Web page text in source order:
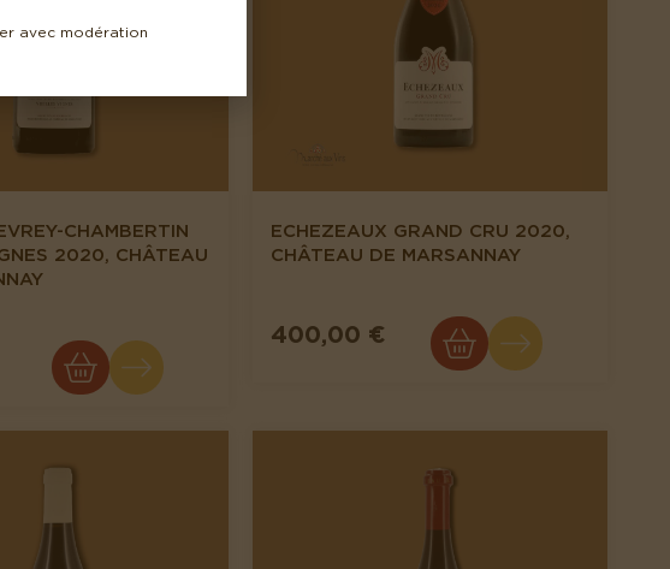
CHAMBERTIN
2020, CHÂTEAU
ECHEZEAUX GRAND CRU 2020,
CHÂTEAU DE MARSANNAY
400,00 €
avec modération